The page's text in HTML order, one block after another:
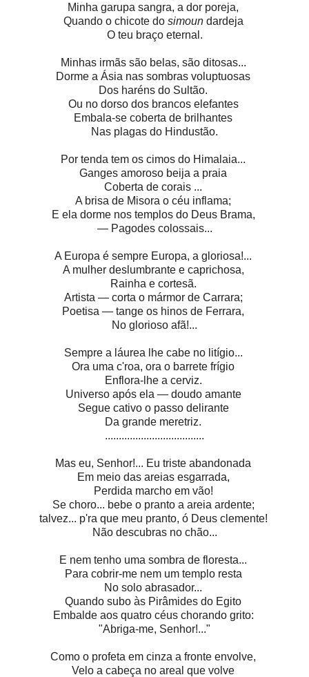
Minha garupa sangra, a dor poreja,
Quando o chicote do simoundardeja
O teu braço eternal.
Minhas irmãs são belas, são ditosas...
Dorme a Ásia nas sombras voluptuosas
Dos haréns do Sultão.
Ou no dorso dos brancos elefantes
Embala-se coberta de brilhantes
Nas plagas do Hindustão.
Por tenda tem os cimos do Himalaia...
Ganges amoroso beija a praia
Coberta de corais ...
A brisa de Misora o céu inflama;
E ela dorme nos templos do Deus Brama,
— Pagodes colossais...
A Europa é sempre Europa, a gloriosa!...
A mulher deslumbrante e caprichosa,
Rainha e cortesã.
Artista — corta o mármor de Carrara;
Poetisa — tange os hinos de Ferrara,
No glorioso afã!...
Sempre a láurea lhe cabe no litígio...
Ora uma c'roa, ora o barrete frígio
Enflora-lhe a cerviz.
Universo após ela — doudo amante
Segue cativo o passo delirante
Da grande meretriz.
....................................
Mas eu, Senhor!... Eu triste abandonada
Em meio das areias esgarrada,
Perdida marcho em vão!
Se choro... bebe o pranto a areia ardente;
talvez... p'ra que meu pranto, ó Deus clemente!
Não descubras no chão...
E nem tenho uma sombra de floresta...
Para cobrir-me nem um templo resta
No solo abrasador...
Quando subo às Pirâmides do Egito
Embalde aos quatro céus chorando grito:
"Abriga-me, Senhor!..."
Como o profeta em cinza a fronte envolve,
Velo a cabeça no areal que volve